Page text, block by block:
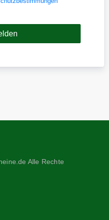
Alle Rechte